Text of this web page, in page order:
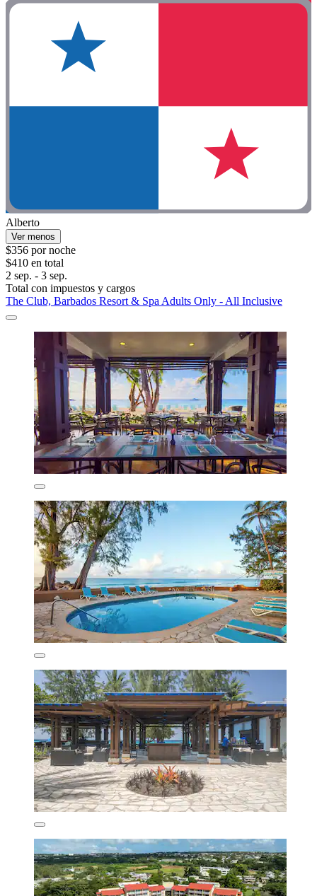
Alberto
Ver menos
$356 por noche
$410 en total
2 sep. - 3 sep.
Total con impuestos y cargos
The Club, Barbados Resort & Spa Adults Only - All Inclusive